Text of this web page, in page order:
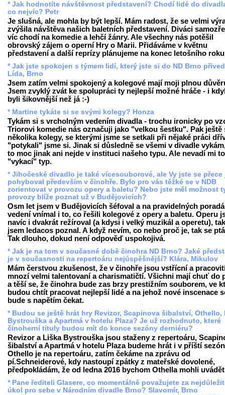
* Jak hodnotíte návštěvnost představení? Chodí lidé do
co nejvíc? Petr
Je slušná, ale mohla by být lepší. Mám radost, že se velmi
zvýšila návštěva našich baletních představení. Diváci
víc chodí na komedie a lehčí žánry. Ale všechny nás potěšil
obrovský zájem o operní Hry o Marii. Přidáváme v květnu
představení a další reprízy plánujeme na konec letošního roku
* Jak jste spokojen s týmem lidí, který jste si do ND Brno
Lída, Brno
Jsem zatím velmi spokojený a kolegové mají moji plnou
Jsem zvyklý zvát ke spolupráci ty nejlepší možné hráče - i
byli šikovnější než já :-)
* Martine tykáte si se svými kolegy? Honza
Tykám si s vrcholným vedením divadla - trochu ironicky po
Triorovi komedie nás označuji jako "velkou šestku". Pak ještě
několika kolegy, se kterými jsme se setkali při nějaké práci
"potykali" jsme si. Jinak si důsledně se všemi v divadle
to moc jinak ani nejde v instituci našeho typu. Ale nevadí mi
"vykací" typ.
* Jihočeské divadlo je také vícesouborové, ale Vy jste se přece
pohyboval především v činohře. Bylo pro vás těžké se v NDB
zorientovat v provozu opery a baletu? Nebo jste měl možnost
provozy blíže poznat už v Budějovicích?
Osm let jsem v Budějovicích šéfoval a na pravidelných
vedení vnímal i to, co řešili kolegové z opery a baletu. Operu
navíc i dvakrát režíroval (a kdysi i velký muzikál a operetu),
jsem ledacos poznal. A když nevím, co nebo proč je, tak se
Tak dlouho, dokud není odpověď uspokojivá.
* Jak je na tom v současné době činohra ND Brno? Jaké
je v současnosti na repertoáru nejúspěšnější? Klára, Mikulov
Mám čerstvou zkušenost, že v činohře jsou vstřícní a
mnozí velmi talentovaní a charismatičtí. Všichni mají chuť do
a těší se, že činohra bude zas brzy prestižním souborem, ve
budou chtít pracovat nejlepší lidé a na jehož nové inscenace
bude s napětím čekat.
* Budou se ještě hrát hry Revizor, Scapinova šibalství, Othello,
Bystrouška a Apartmá v hotelu Plaza? Je už rozhodnuto, které
činoherní tituly budou mít do konce sezóny derniéru?
Revizor a Liška Bystrouška jsou staženy z repertoáru,
šibalství a Apartmá v hotelu Plaza budeme hrát i v příští
Othello je na repertoáru, zatím čekáme na zprávu od
pí.Schneiderové, kdy nastoupí zpátky z mateřské dovolené,
předpokládám, že od ledna 2016 bychom Othella mohli
* Pane řediteli Glasere, co momentálně považujete za
úkol pro sebe v Národním divadle Brno? Slavomír, Brno